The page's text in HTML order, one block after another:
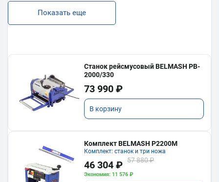
Показать еще
Станок рейсмусовый BELMASH PB-
2000/330
73 990 ₽
В корзину
Комплект BELMASH P2200M
Комплект: станок и три ножа
46 304 ₽ 57 880 ₽
Экономия: 11 576 ₽